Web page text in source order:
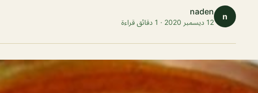
n
naden
12 ديسمبر 2020 · 1 دقائق قراءة